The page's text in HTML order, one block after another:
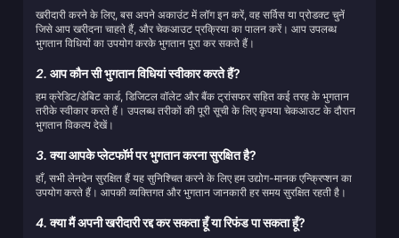
खरीदारी करने के लिए, बस अपने अकाउंट में लॉग इन करें, वह सर्विस या प्रोडक्ट चुनें
जिसे आप खरीदना चाहते हैं, और चेकआउट प्रक्रिया का पालन करें। आप उपलब्ध
भुगतान विधियों का उपयोग करके भुगतान पूरा कर सकते हैं।
2. आप कौन सी भुगतान विधियां स्वीकार करते हैं?
हम क्रेडिट/डेबिट कार्ड, डिजिटल वॉलेट और बैंक ट्रांसफर सहित कई तरह के भुगतान
तरीके स्वीकार करते हैं। उपलब्ध तरीकों की पूरी सूची के लिए कृपया चेकआउट के दौरान
भुगतान विकल्प देखें।
3.क्या आपके प्लेटफॉर्म पर भुगतान करना सुरक्षित है?
हाँ, सभी लेनदेन सुरक्षित हैं यह सुनिश्चित करने के लिए हम उद्योग-मानक एन्क्रिप्शन का
उपयोग करते हैं। आपकी व्यक्तिगत और भुगतान जानकारी हर समय सुरक्षित रहती है।
4.क्या मैं अपनी खरीदारी रद्द कर सकता हूँ या रिफंड पा सकता हूँ?